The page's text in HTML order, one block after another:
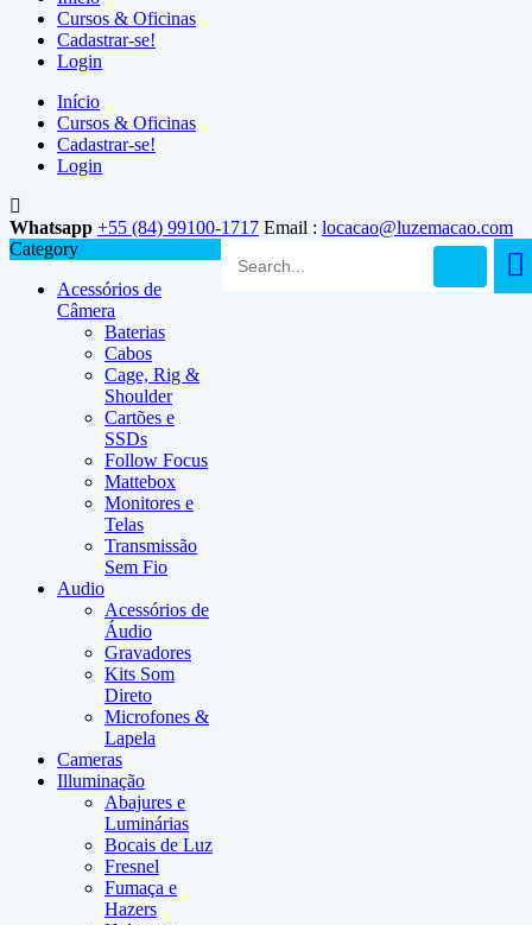
Cursos & Oficinas
Cadastrar-se!
Login
Início
Cursos & Oficinas
Cadastrar-se!
Login
Whatsapp +55 (84) 99100-1717 Email : locacao@luzemacao.com
Category
Acessórios de
Câmera
Baterias
Cabos
Cage, Rig &
Shoulder
Cartões e
SSDs
Follow Focus
Mattebox
Monitores e
Telas
Transmissão
Sem Fio
Audio
Acessórios de
Áudio
Gravadores
Kits Som
Direto
Microfones &
Lapela
Cameras
Illuminação
Abajures e
Luminárias
Bocais de Luz
Fresnel
Fumaça e
Hazers